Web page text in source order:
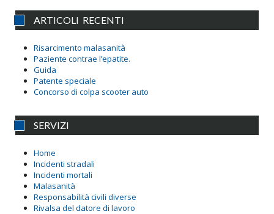
ARTICOLI RECENTI
Risarcimento malasanità
Paziente contrae l’epatite.
Guida
Patente speciale
Concorso di colpa scooter auto
SERVIZI
Home
Incidenti stradali
Incidenti mortali
Malasanità
Responsabilità civili diverse
Rivalsa del datore di lavoro